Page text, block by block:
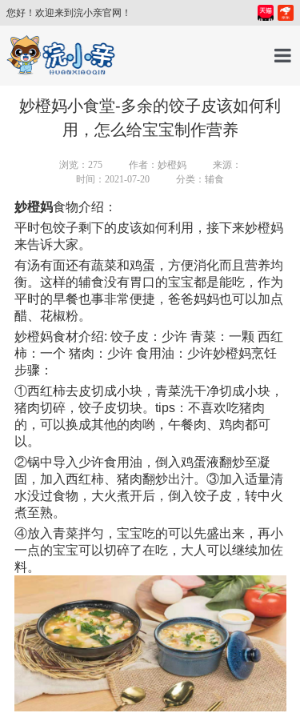
您好！欢迎来到浣小亲官网！
妙橙妈小食堂-多余的饺子皮该如何利
用，怎么给宝宝制作营养
浏览： 275 作者：妙橙妈
来源：
时间：2021-07-20
分类：辅食
妙橙妈食物介绍：
平时包饺子剩下的皮该如何利用，接下来妙橙妈
来告诉大家。
有汤有面还有蔬菜和鸡蛋，方便消化而且营养均
衡。这样的辅食没有胃口的宝宝都是能吃，作为
平时的早餐也事非常便捷，爸爸妈妈也可以加点
醋、花椒粉。
妙橙妈食材介绍: 饺子皮：少许 青菜：一颗 西红
柿：一个 猪肉：少许 食用油：少许妙橙妈烹饪
步骤：
①西红柿去皮切成小块，青菜洗干净切成小块，
猪肉切碎，饺子皮切块。 tips：不喜欢吃猪肉
的，可以换成其他的肉哟，午餐肉、鸡肉都可
以。
②锅中导入少许食用油，倒入鸡蛋液翻炒至凝
固，加入西红柿、猪肉翻炒出汁。 ③加入适量清
水没过食物，大火煮开后，倒入饺子皮，转中火
煮至熟。
④放入青菜拌匀，宝宝吃的可以先盛出来，再小
一点的宝宝可以切碎了在吃，大人可以继续加佐
料。